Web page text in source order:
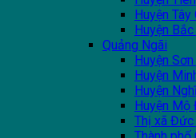
Huyện Tây
Huyện
Quảng Ngãi
Huyện
Huyện
Huyện
Huyện Mộ
Thị xã Đức